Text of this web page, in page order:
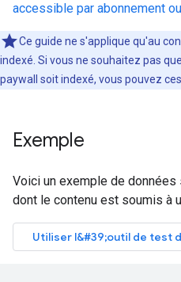
accessible par abonnement
Ce guide ne s'applique qu'au
indexé. Si vous ne souhaitez pas
paywall soit indexé, vous pouvez
Exemple
Voici un exemple de données
dont le contenu est soumis à